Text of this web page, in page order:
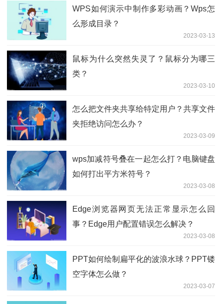
WPS如何演示中制作多彩动画？Wps怎
么形成目录？
2023-03-13
鼠标为什么突然失灵了？鼠标分为哪三
类？
2023-03-10
怎么把文件夹共享给特定用户？共享文件
夹拒绝访问怎么办？
2023-03-09
wps加减符号叠在一起怎么打？电脑键盘
如何打出平方米符号？
2023-03-08
Edge浏览器网页无法正常显示怎么回
事？Edge用户配置错误怎么解决？
2023-03-08
PPT如何绘制扁平化的波浪水球？PPT镂
空字体怎么做？
2023-03-07